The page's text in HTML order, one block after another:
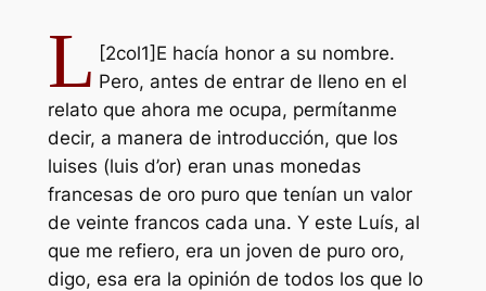
[2col1]
L
E hacía honor a su nombre.
Pero, antes de entrar de lleno en el
relato que ahora me ocupa, permítanme
decir, a manera de introducción, que los
luises (luis d’or) eran unas monedas
francesas de oro puro que tenían un valor
de veinte francos cada una. Y este Luís, al
que me refiero, era un joven de puro oro,
digo, esa era la opinión de todos los que lo